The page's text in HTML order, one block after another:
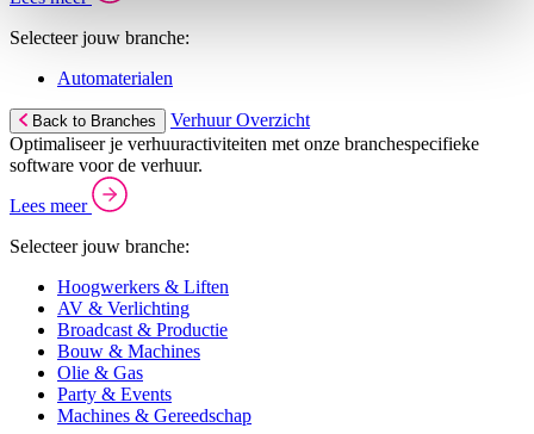
Selecteer jouw branche:
Automaterialen
Back to Branches
Verhuur Overzicht
Optimaliseer je verhuuractiviteiten met onze branchespecifieke
software voor de verhuur.
Lees meer
Selecteer jouw branche:
Hoogwerkers & Liften
AV & Verlichting
Broadcast & Productie
Bouw & Machines
Olie & Gas
Party & Events
Machines & Gereedschap